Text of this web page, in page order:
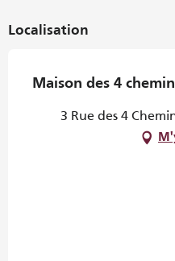
Localisation
Maison des 4
3 Rue des 4